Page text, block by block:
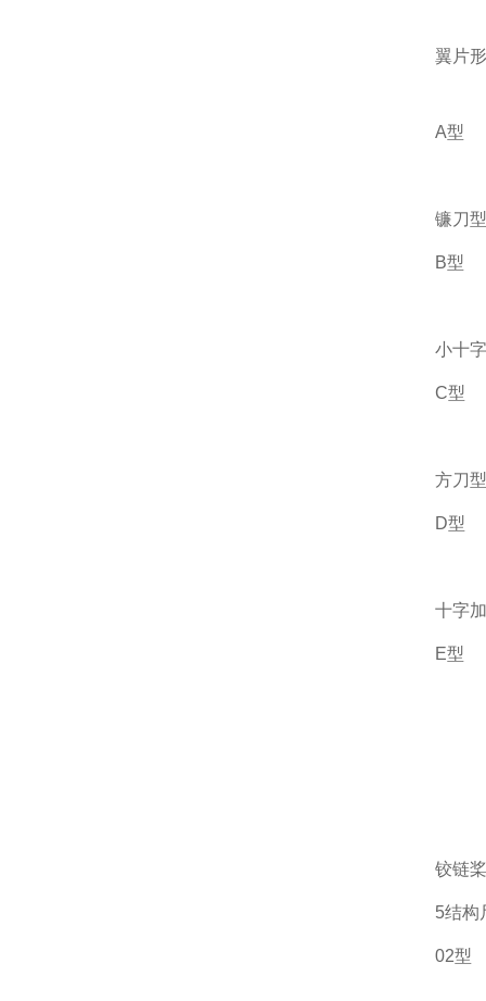
翼片
A型
镰刀
B型
小十
C型
方刀
D型
十字
E型
铰链
5结构
02型